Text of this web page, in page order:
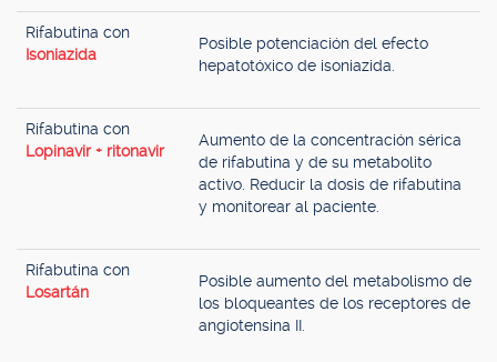
Rifabutina con
Isoniazida
Posible potenciación del efecto
hepatotóxico de isoniazida.
Rifabutina con
Lopinavir + ritonavir
Aumento de la concentración sérica
de rifabutina y de su metabolito
activo. Reducir la dosis de rifabutina
y monitorear al paciente.
Rifabutina con
Losartán
Posible aumento del metabolismo de
los bloqueantes de los receptores de
angiotensina II.